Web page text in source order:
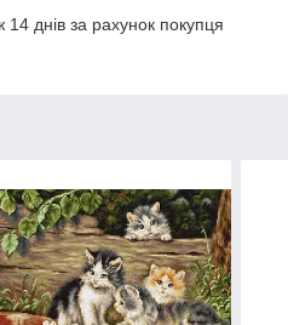
днів за рахунок покупця